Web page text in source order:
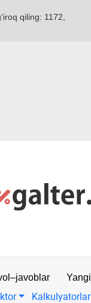
qiling: 1172,
Kalkulyatorlar